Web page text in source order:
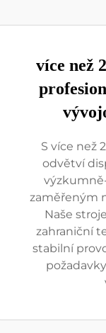
více než
S více než
odvětví
zaměřeným
Naše
zahraniční
stabilní